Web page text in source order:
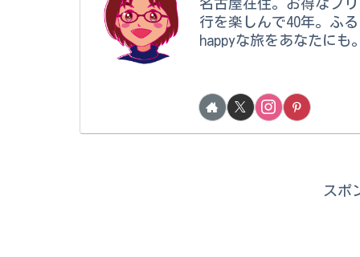
行を楽しんで40年。ふ
happyな旅をあなたにも
スポ